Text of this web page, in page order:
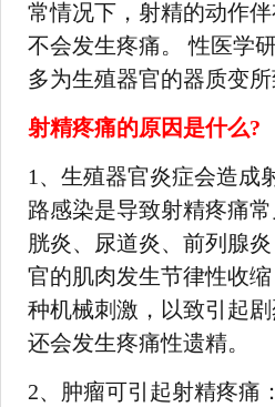
常情况下，射精的动作
不会发生疼痛。 性医学
多为生殖器官的器质变所
射精疼痛的原因是什么?
1、生殖器官炎症会造成
路感染是导致射精疼痛
胱炎、尿道炎、前列腺
官的肌肉发生节律性收
种机械刺激，以致引起
还会发生疼痛性遗精。
2、肿瘤可引起射精疼痛